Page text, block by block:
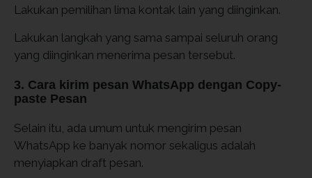
Lakukan pemilihan lima kontak lain yang diinginkan.
Lakukan langkah yang sama sampai seluruh orang
yang diinginkan menerima pesan tersebut.
3. Cara kirim pesan WhatsApp dengan Copy-
paste Pesan
Selain itu, ada umum untuk mengirim pesan
WhatsApp ke banyak nomor sekaligus adalah
menyiapkan draft pesan.